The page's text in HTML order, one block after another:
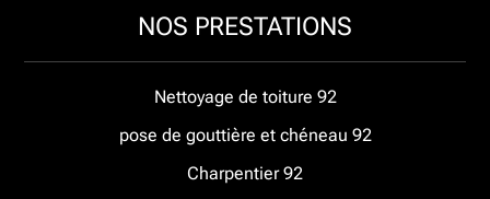
NOS PRESTATIONS
Nettoyage de toiture 92
pose de gouttière et chéneau 92
Charpentier 92